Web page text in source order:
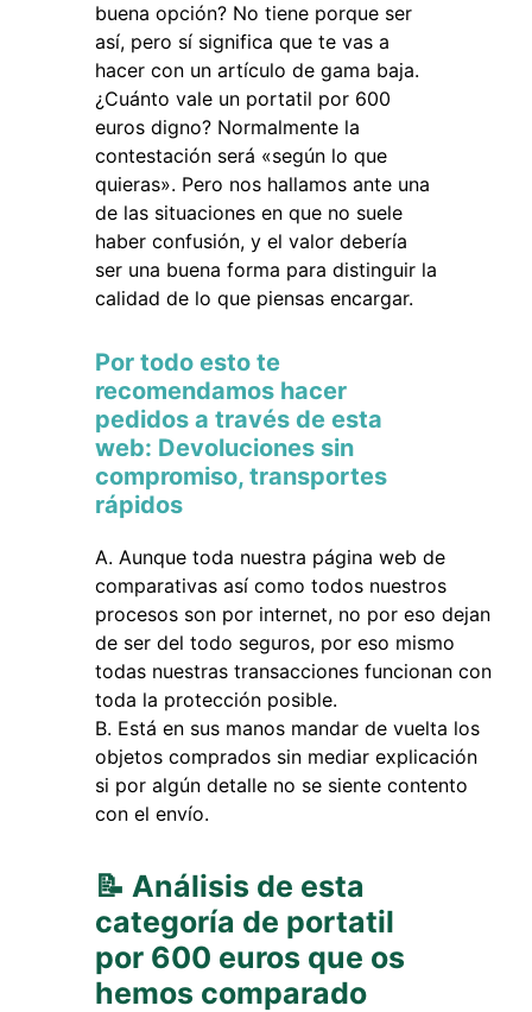
buena opción? No tiene porque ser
así, pero sí significa que te vas a
hacer con un artículo de gama baja.
¿Cuánto vale un portatil por 600
euros digno? Normalmente la
contestación será «según lo que
quieras». Pero nos hallamos ante una
de las situaciones en que no suele
haber confusión, y el valor debería
ser una buena forma para distinguir la
calidad de lo que piensas encargar.
Por todo esto te
recomendamos hacer
pedidos a través de esta
web: Devoluciones sin
compromiso, transportes
rápidos
Aunque toda nuestra página web de
comparativas así como todos nuestros
procesos son por internet, no por eso dejan
de ser del todo seguros, por eso mismo
todas nuestras transacciones funcionan con
toda la protección posible.
Está en sus manos mandar de vuelta los
objetos comprados sin mediar explicación
si por algún detalle no se siente contento
con el envío.
📝 Análisis de esta
categoría de portatil
por 600 euros que os
hemos comparado